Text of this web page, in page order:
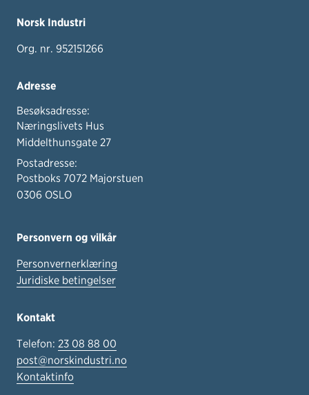
Norsk Industri
Org. nr. 952151266
Adresse
Besøksadresse:
Næringslivets Hus
Middelthunsgate 27
Postadresse:
Postboks 7072 Majorstuen
0306 OSLO
Personvern og vilkår
Personvernerklæring
Juridiske betingelser
Kontakt
Telefon: 23 08 88 00
post@norskindustri.no
Kontaktinfo